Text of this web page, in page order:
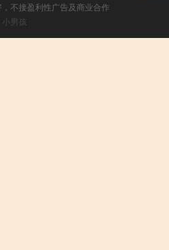
不接盈利性广告及商业合作
小男孩